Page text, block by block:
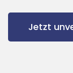
Jetzt